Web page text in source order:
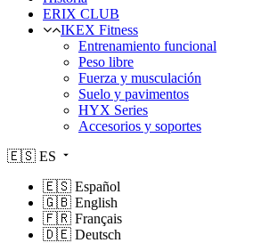
ERIX CLUB
IKEX Fitness
Entrenamiento funcional
Peso libre
Fuerza y musculación
Suelo y pavimentos
HYX Series
Accesorios y soportes
🇪🇸 ES
🇪🇸 Español
🇬🇧 English
🇫🇷 Français
🇩🇪 Deutsch